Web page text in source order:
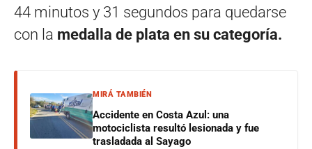
44 minutos y 31 segundos para quedarse
con la medalla de plata en su categoría.
MIRÁ TAMBIÉN
Accidente en Costa Azul: una
motociclista resultó lesionada y fue
trasladada al Sayago